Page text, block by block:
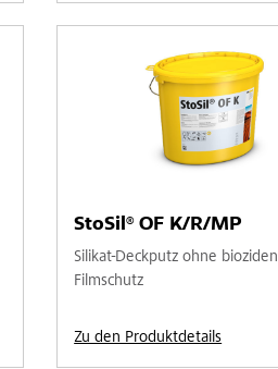
StoSil® OF K/R/MP
Silikat-Deckputz ohne bioziden
Filmschutz
Zu den Produktdetails